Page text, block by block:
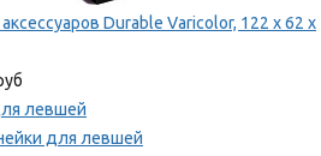
Durable Varicolor, 122 x 62 x
левшей
для левшей